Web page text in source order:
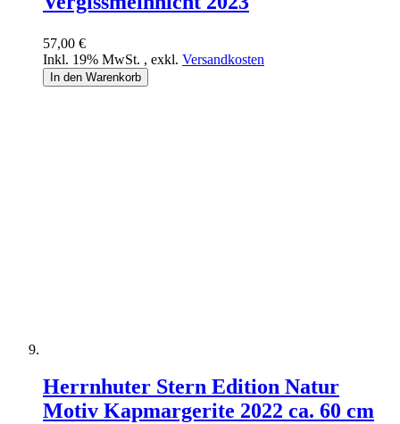
57,00 €
Inkl. 19% MwSt. , exkl. Versandkosten
In den Warenkorb
Herrnhuter Stern Edition Natur
Motiv Kapmargerite 2022 ca. 60 cm